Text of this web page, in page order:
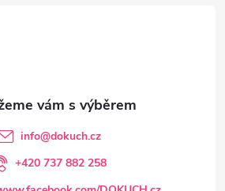
info@dokuch.cz
+420 737 882 258